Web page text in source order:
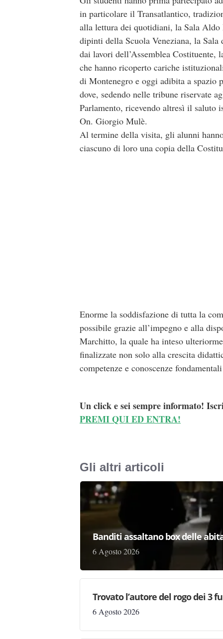
in particolare il Transatlantico,
alla lettura dei quotidiani, la Sala
dipinti della Scuola Veneziana, la
dai lavori dell’Assemblea
che hanno ricoperto cariche
di Montenegro e oggi adibita a spazio
dove, sedendo nelle tribune riservate
Parlamento, ricevendo altresì il saluto
On. Giorgio Mulè.
Al termine della visita, gli alunni
ciascuno di loro una copia della
Enorme la soddisfazione di tutta la
possibile grazie all’impegno e alla
Marchitto, la quale ha inteso
finalizzate non solo alla crescita
competenze e conoscenze
Un click e sei sempre informato!
PREMI QUI ED ENTRA!
Gli altri articoli
Banditi assaltano box delle
6 Agosto 2026
Trovato l’autore del rogo dei 3
6 Agosto 2026